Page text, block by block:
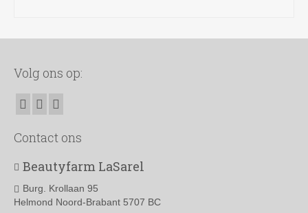
Volg ons op:
Contact ons
Beautyfarm LaSarel
Burg. Krollaan 95
Helmond Noord-Brabant 5707 BC